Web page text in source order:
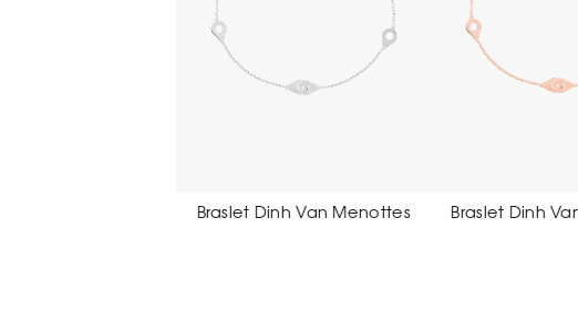
Braslet Dinh Van Menottes
Braslet Dinh